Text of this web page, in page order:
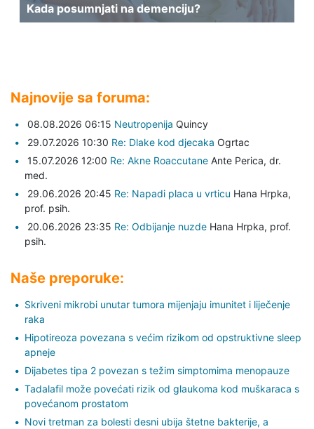
Kada posumnjati na demenciju?
Najnovije sa foruma:
08.08.2026 06:15 Neutropenija Quincy
29.07.2026 10:30 Re: Dlake kod djecaka Ogrtac
15.07.2026 12:00 Re: Akne Roaccutane Ante Perica, dr.
med.
29.06.2026 20:45 Re: Napadi placa u vrticu Hana Hrpka,
prof. psih.
20.06.2026 23:35 Re: Odbijanje nuzde Hana Hrpka, prof.
psih.
Naše preporuke:
Skriveni mikrobi unutar tumora mijenjaju imunitet i liječenje
raka
Hipotireoza povezana s većim rizikom od opstruktivne sleep
apneje
Dijabetes tipa 2 povezan s težim simptomima menopauze
Tadalafil može povećati rizik od glaukoma kod muškaraca s
povećanom prostatom
Novi tretman za bolesti desni ubija štetne bakterije, a